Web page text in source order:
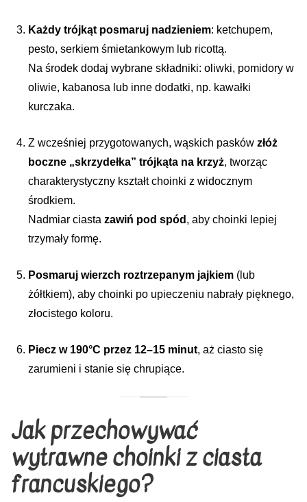
Każdy trójkąt posmaruj nadzieniem: ketchupem,
pesto, serkiem śmietankowym lub ricottą.
Na środek dodaj wybrane składniki: oliwki, pomidory w
oliwie, kabanosa lub inne dodatki, np. kawałki
kurczaka.
Z wcześniej przygotowanych, wąskich pasków złóż
boczne „skrzydełka” trójkąta na krzyż, tworząc
charakterystyczny kształt choinki z widocznym
środkiem.
Nadmiar ciasta zawiń pod spód , aby choinki lepiej
trzymały formę.
Posmaruj wierzch roztrzepanym jajkiem (lub
żółtkiem), aby choinki po upieczeniu nabrały pięknego,
złocistego koloru.
Piecz w 190°C przez 12–15 minut, aż ciasto się
zarumieni i stanie się chrupiące.
Jak przechowywać
wytrawne choinki z ciasta
francuskiego?